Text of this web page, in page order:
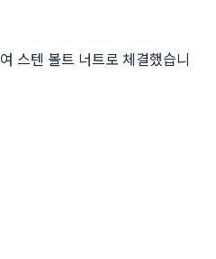
스텐 볼트 너트로 체결했습니